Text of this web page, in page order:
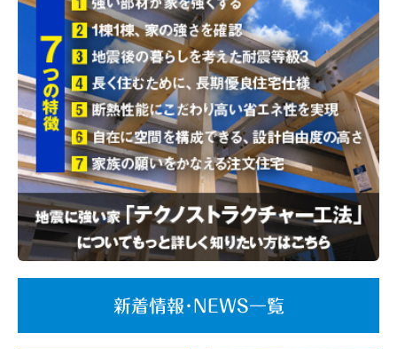
新着情報･NEWS一覧